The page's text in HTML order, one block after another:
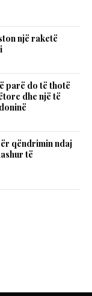
një raketë
parë do të thotë
dhe një të
qëndrimin ndaj
të